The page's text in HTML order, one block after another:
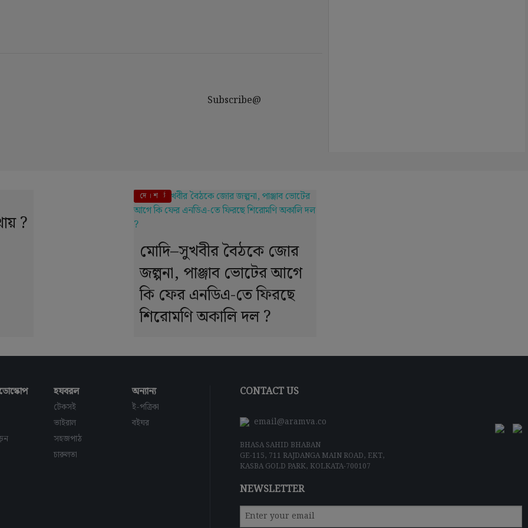
Subscribe@
?
এই মুহূর্তে
দে । শ
মোদি–সুখবীর বৈঠকে জোর
জল্পনা, পাঞ্জাব ভোটের আগে
কি ফের এনডিএ-তে ফিরছে
শিরোমণি অকালি দল ?
হযবরল
টেকসই
ভাইরাল
সহজপাঠ
চারুলতা
অন্যান্য
ই-পত্রিকা
বইঘর
CONTACT US
email@aramva.co
BHASA SAHID BHABAN
GE-115, 711 RAJDANGA MAIN ROAD, EKT,
KASBA GOLD PARK, KOLKATA-700107
NEWSLETTER